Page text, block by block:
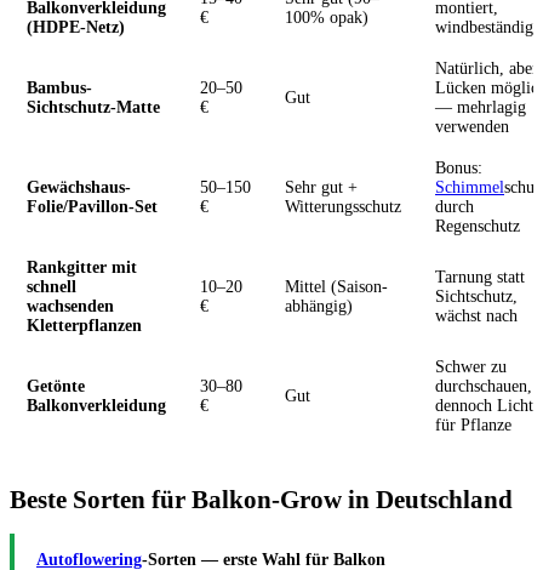
Balkonverkleidung
(HDPE-Netz)
€
100% opak)
montiert,
windbeständig
Bambus-
Sichtschutz-Matte
20–50
€
Gut
Natürlich, aber
Lücken
— mehrlagig
verwenden
Gewächshaus-
Folie/Pavillon-Set
50–150
€
Sehr gut +
Witterungsschutz
Bonus:
Schimmel
durch
Regenschutz
Rankgitter mit
schnell
wachsenden
Kletterpflanzen
10–20
€
Mittel (Saison-
abhängig)
Tarnung statt
Sichtschutz,
wächst nach
Getönte
Balkonverkleidung
30–80
€
Gut
Schwer zu
durchschauen,
dennoch Licht
für Pflanze
Beste Sorten für Balkon-Grow in Deutschland
Autoflowering-Sorten — erste Wahl für Balkon